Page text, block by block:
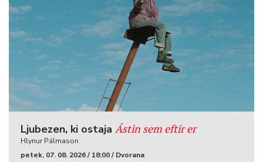
Ljubezen, ki ostaja Ástin sem eftir er
Hlynur Pálmason
petek, 07. 08. 2026 / 18:00 / Dvorana